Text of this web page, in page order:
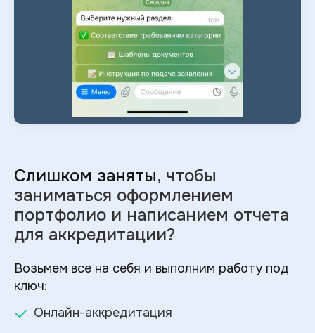
Слишком заняты, чтобы
заниматься оформлением
портфолио и написанием отчета
для аккредитации?
Возьмем все на себя и выполним работу под
ключ:
Онлайн-аккредитация